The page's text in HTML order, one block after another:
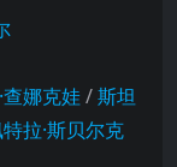
查娜克娃/斯坦
拉·斯贝尔克